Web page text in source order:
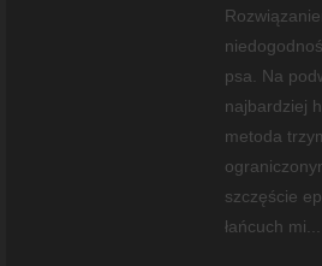
psa. Na
najbardziej
metoda
szczęście
łańcuch mi...